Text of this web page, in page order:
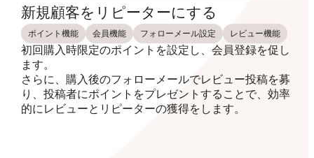
新規顧客をリピーターにする
ポイント機能 会員機能 フォローメール設定 レビュー機能
初回購入時限定のポイントを設定し、会員登録を促し
ます。
さらに、購入後のフォローメールでレビュー投稿を募
り、投稿者にポイントをプレゼントすることで、効率
的にレビューとリピーターの獲得をします。